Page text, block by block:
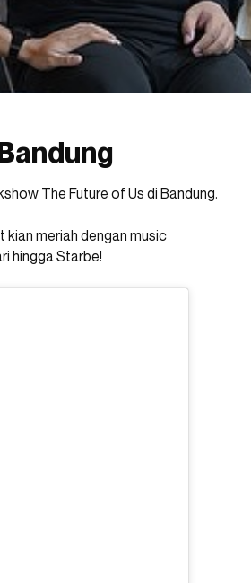
The Future of Us di Bandung.
kian meriah dengan music
hingga Starbe!